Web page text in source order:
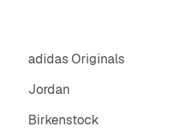
adidas Originals
Jordan
Birkenstock